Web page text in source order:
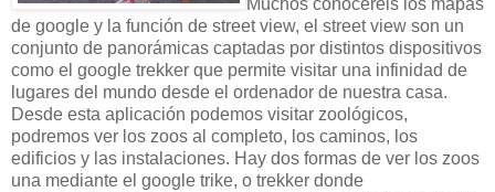
Muchos conoceréis los mapas
de google y la función de street view, el street view son un
conjunto de panorámicas captadas por distintos dispositivos
como el google trekker que permite visitar una infinidad de
lugares del mundo desde el ordenador de nuestra casa.
Desde esta aplicación podemos visitar zoológicos,
podremos ver los zoos al completo, los caminos, los
edificios y las instalaciones. Hay dos formas de ver los zoos
una mediante el google trike, o trekker donde